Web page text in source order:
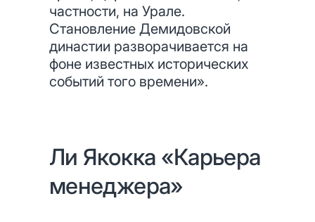
частности, на Урале.
Становление Демидовской
династии разворачивается на
фоне известных исторических
событий того времени».
Ли Якокка «Карьера
менеджера»